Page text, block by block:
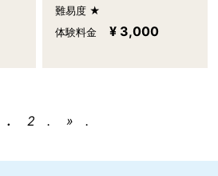
難易度 ★
体験料金
¥ 3,000
2 »